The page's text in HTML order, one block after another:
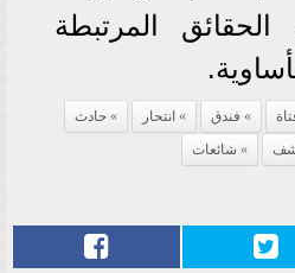
المرتبطة
فندق انتحار
حادث
شائعات